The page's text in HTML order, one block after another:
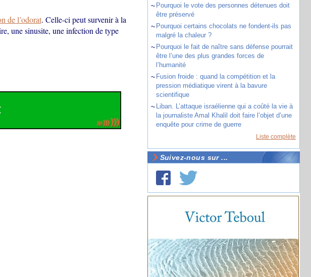
de l’odorat. Celle-ci peut survenir à la
une sinusite, une infection de type
~ Pourquoi le vote des personnes détenues doit
être préservé
~ Pourquoi certains chocolats ne fondent-ils pas
malgré la chaleur ?
~ Pourquoi le fait de naître sans défense pourrait
être l’une des plus grandes forces de
l’humanité
~ Fusion froide : quand la compétition et la
pression médiatique virent à la bavure
scientifique
~ Liban. L’attaque israélienne qui a coûté la vie à
la journaliste Amal Khalil doit faire l’objet d’une
enquête pour crime de guerre
Liste complète
Suivez-nous sur ...